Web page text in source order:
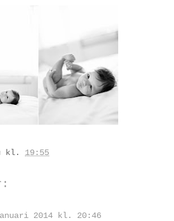
kl. 19:55
2014 kl. 20:46